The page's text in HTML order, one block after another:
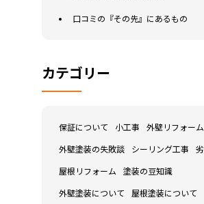
口コミの『その先』にあるもの
カテゴリー
保証について 小工事 外壁リフォーム
外壁塗装の失敗談 シーリング工事
屋根リフォーム 塗装の豆知識
外壁塗装について 屋根塗装について